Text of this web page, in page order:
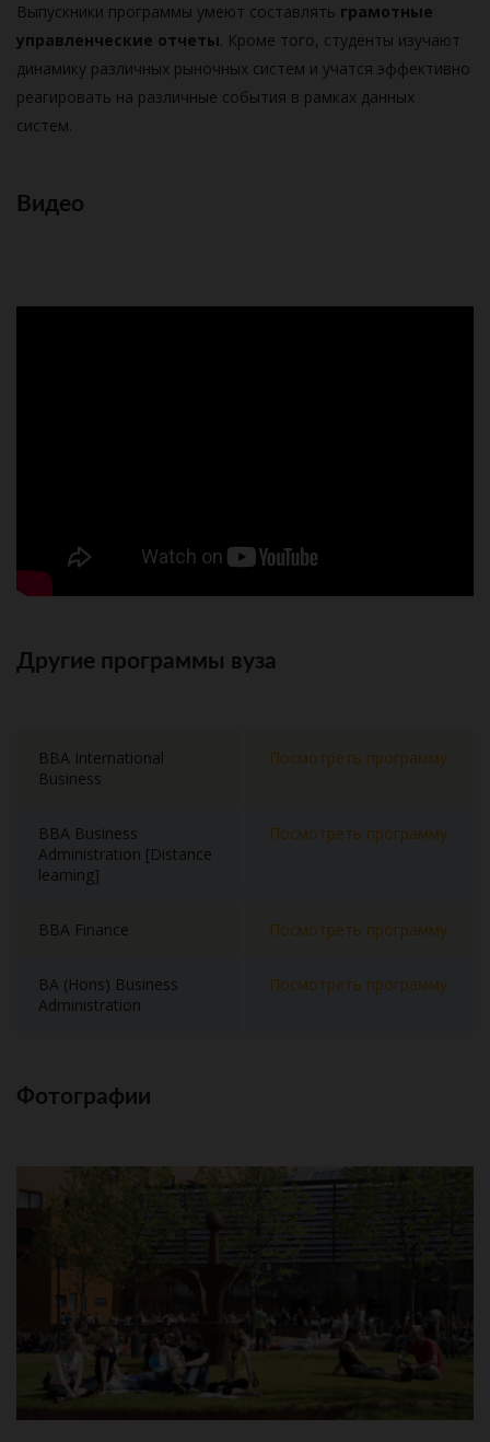
Выпускники программы умеют составлять грамотные
управленческие отчеты. Кроме того, студенты изучают
динамику различных рыночных систем и учатся эффективно
реагировать на различные события в рамках данных
систем.
Видео
Другие программы вуза
BBA International
Business
Посмотреть программу
BBA Business
Administration [Distance
learning]
Посмотреть программу
BBA Finance Посмотреть программу
BA (Hons) Business
Administration
Посмотреть программу
Фотографии